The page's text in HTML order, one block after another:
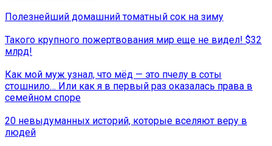
Полезнейший домашний томатный сок на зиму
Такого крупного пожертвования мир еще не видел! $32
млрд!
Как мой муж узнал, что мёд — это пчелу в соты
стошнило… Или как я в первый раз оказалась права в
семейном споре
20 невыдуманных историй, которые вселяют веру в
людей